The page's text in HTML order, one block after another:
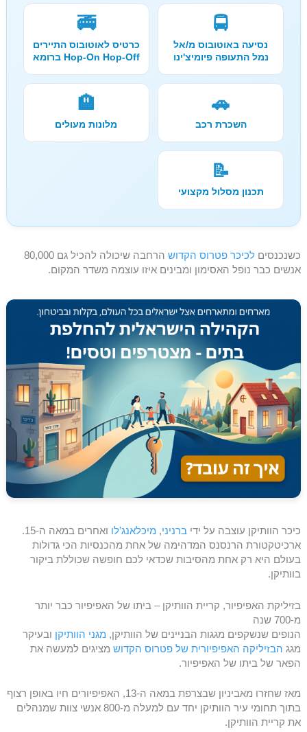
🚍
נסיעה באוטובוס מ/אל
נמל התעופה פיומיצ'ינו
🚎
כרטיס לאוטובוס התיירים
Hop-On Hop-Off ברומא
🚗
השכרת רכב
🏨
מלונות מעולים
📝
תכנון מסלול מקצועי
כשנכנסים לכיכר פטרוס הקדוש
הרחבה שיכולה להכיל גם 80,000
אנשים כבר נופל האסימון ומבינים איזו עוצמה משדר המקום.
כיכר הוותיקן עוצבה על ידי ברניני, מיכלאנג’לו
ואחרים במאה ה-15.
ארכיטקטורת הרנסנס המדהימה של אחת מהכנסיות הכי גדולות
בעולם היא רק אחת מהסיבות שכדאי לכם חופשה שכוללת ביקור
בוותיקן.
בזיליקת האפיפיור, קריית הוותיקן – ביתו של האפיפיור כבר יותר
מ-700 שנה
הנופים שנשקפים מגגות הבניינים של הוותיקן, מגני הוותיקן ובעיקר
מגג הבזיליקה האפיפיורית של פטרוס הקדושמציגים למעשה את
הפאר של ביתו של האפיפיור.
מאז שחזרו מאביניון שבצרפת במאה ה-13, האפיפיורים חיו באופן רצוף
בתוך תחומי עיר הוותיקן יחד עם למעלה מ-800 אנשי צוות שמנהלים
את קריית הוותיקן.